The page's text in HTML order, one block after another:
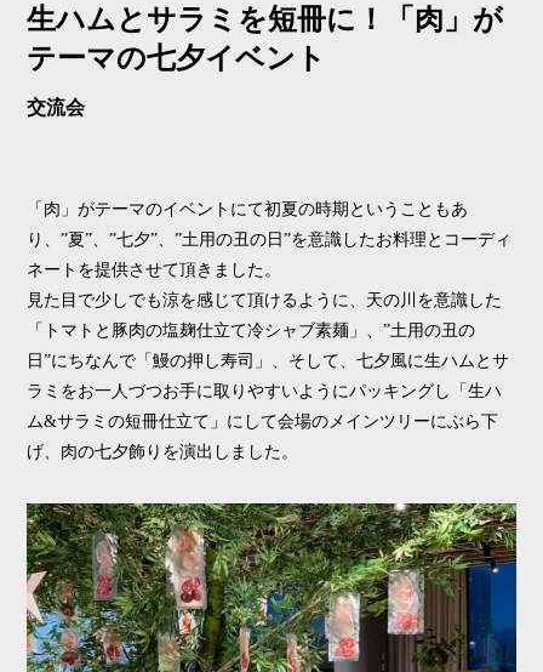
生ハムとサラミを短冊に！「肉」が
テーマの七夕イベント
交流会
「肉」がテーマのイベントにて初夏の時期ということもあ
り、”夏”、”七夕”、”土用の丑の日”を意識したお料理とコーディ
ネートを提供させて頂きました。
見た目で少しでも涼を感じて頂けるように、天の川を意識した
「トマトと豚肉の塩麹仕立て冷シャブ素麺」、”土用の丑の
日”にちなんで「鰻の押し寿司」、そして、七夕風に生ハムとサ
ラミをお一人づつお手に取りやすいようにパッキングし「生ハ
ム&サラミの短冊仕立て」にして会場のメインツリーにぶら下
げ、肉の七夕飾りを演出しました。